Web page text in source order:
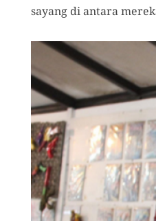
sayang di antara